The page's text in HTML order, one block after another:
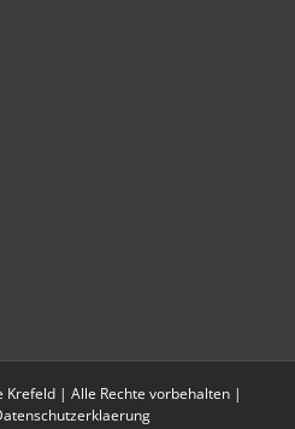
Krefeld | Alle Rechte vorbehalten |